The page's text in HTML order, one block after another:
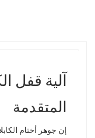
والأرقام التسلسلية
آلية قفل
المتقدمة
إن جوهر أختام